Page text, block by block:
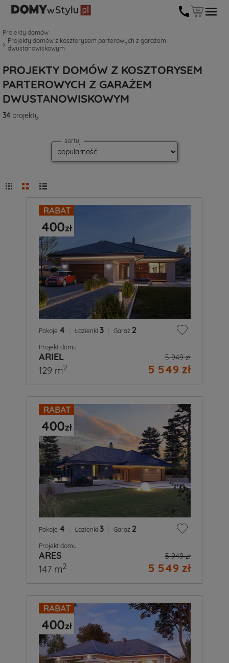
Projekty domów
Projekty domów z kosztorysem parterowych z garażem
dwustanowiskowym
PROJEKTY DOMÓW Z KOSZTORYSEM
PARTEROWYCH Z GARAŻEM
DWUSTANOWISKOWYM
34 projekty
sortuj
Pokoje 4 Łazienki 3 Garaż 2
Projekt domu
ARIEL 5 949 zł
5 549 zł
129 m2
Pokoje 4 Łazienki 3 Garaż 2
Projekt domu
ARES 5 949 zł
5 549 zł
147 m2